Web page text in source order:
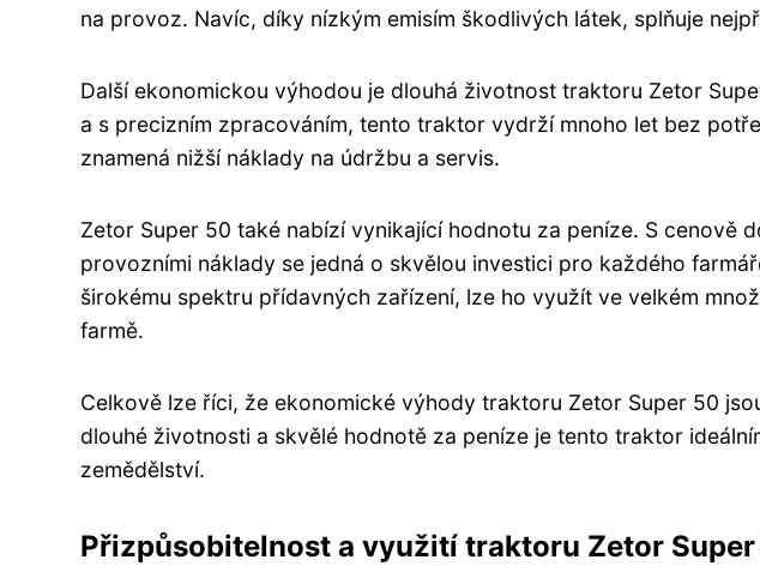
na provoz. Navíc, díky nízkým emisím škodlivých látek, splňuje
Další ekonomickou výhodou je dlouhá životnost traktoru Zetor
a s precizním zpracováním, tento traktor vydrží mnoho let bez
znamená nižší náklady na údržbu a servis.
Zetor Super 50 také nabízí vynikající hodnotu za peníze. S cenově
provozními náklady se jedná o skvělou investici pro každého
širokému spektru přídavných zařízení, lze ho využít ve velkém
farmě.
Celkově lze říci, že ekonomické výhody traktoru Zetor Super 50
dlouhé životnosti a skvělé hodnotě za peníze je tento traktor
zemědělství.
Přizpůsobitelnost a využití traktoru Zetor